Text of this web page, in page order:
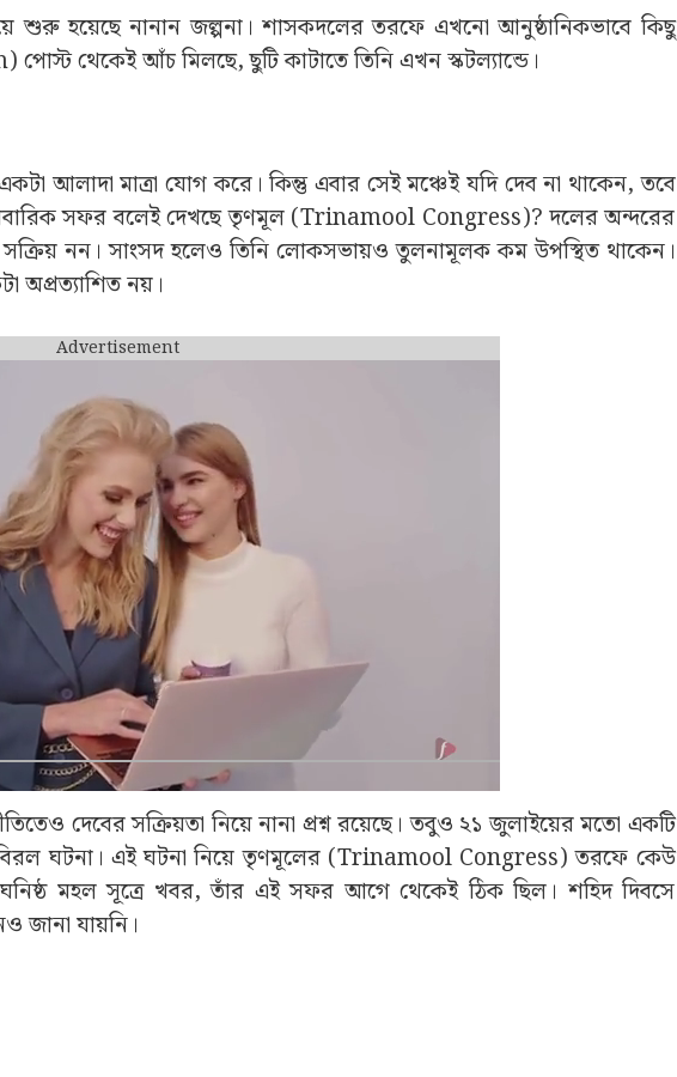
শুরু হয়েছে নানান জল্পনা। শাসকদলের তরফে এখনো আনুষ্ঠানিকভাবে কিছু
থেকেই আঁচ মিলছে, ছুটি কাটাতে তিনি এখন স্কটল্যান্ডে।
আলাদা মাত্রা যোগ করে। কিন্তু এবার সেই মঞ্চেই যদি দেব না থাকেন, তবে
সফর বলেই দেখছে তৃণমূল (Trinamool Congress)? দলের অন্দরের
নন। সাংসদ হলেও তিনি লোকসভায়ও তুলনামূলক কম উপস্থিত থাকেন।
অপ্রত্যাশিত নয়।
Advertisement
দেবের সক্রিয়তা নিয়ে নানা প্রশ্ন রয়েছে। তবুও ২১ জুলাইয়ের মতো একটি
ঘটনা। এই ঘটনা নিয়ে তৃণমূলের (Trinamool Congress) তরফে কেউ
ঘনিষ্ঠ মহল সূত্রে খবর, তাঁর এই সফর আগে থেকেই ঠিক ছিল। শহিদ দিবসে
জানা যায়নি।